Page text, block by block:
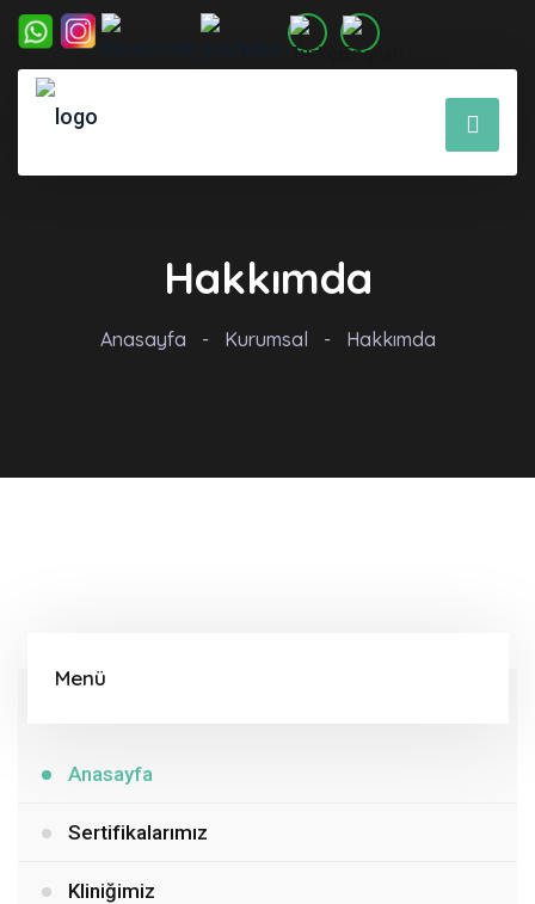
Hakkımda
Anasayfa - Kurumsal - Hakkımda
Menü
Anasayfa
Sertifikalarımız
Kliniğimiz